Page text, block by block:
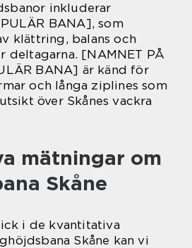
inkluderar
BANA], som
klättring, balans och
deltagarna. [NAMNET PÅ
BANA] är känd för
och långa ziplines som
över Skånes vackra
mätningar om
Skåne
i de kvantitativa
Skåne kan vi